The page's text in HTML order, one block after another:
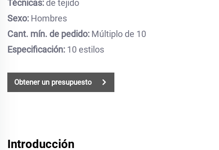
Técnicas: de tejido
Sexo: Hombres
Cant. mín. de pedido: Múltiplo de 10
Especificación: 10 estilos
Obtener un presupuesto
Introducción